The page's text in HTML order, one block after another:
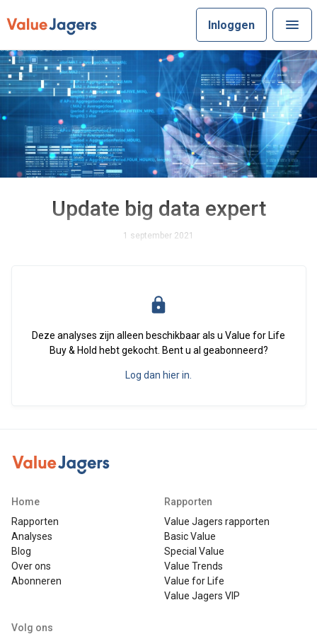
Inloggen
Update big data expert
1 september 2021
Deze analyses zijn alleen beschikbaar als u Value for Life
Buy & Hold hebt gekocht. Bent u al geabonneerd?
Log dan hier in.
Home
Rapporten
Analyses
Blog
Over ons
Abonneren
Rapporten
Value Jagers rapporten
Basic Value
Special Value
Value Trends
Value for Life
Value Jagers VIP
Volg ons